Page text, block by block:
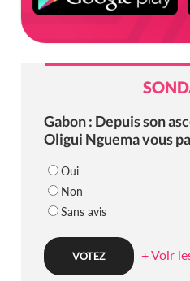
Gabon : Depuis son
Oligui Nguema vous
Oui
Non
Sans avis
+ Voir